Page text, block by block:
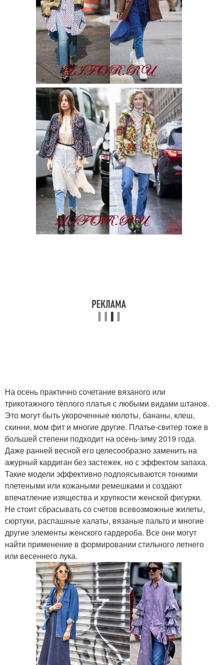
На осень практично сочетание вязаного или
трикотажного тёплого платья с любыми видами штанов.
Это могут быть укороченные кюлоты, бананы, клеш,
скинни, мом фит и многие другие. Платье-свитер тоже в
большей степени подходит на осень-зиму 2019 года.
Даже ранней весной его целесообразно заменить на
ажурный кардиган без застежек, но с эффектом запаха.
Такие модели эффективно подпоясываются тонкими
плетеными или кожаными ремешками и создают
впечатление изящества и хрупкости женской фигурки.
Не стоит сбрасывать со счетов всевозможные жилеты,
сюртуки, распашные халаты, вязаные пальто и многие
другие элементы женского гардероба. Все они могут
найти применение в формировании стильного летнего
или весеннего лука.